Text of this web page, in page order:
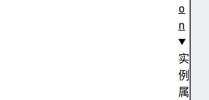
o
n
实
例
属